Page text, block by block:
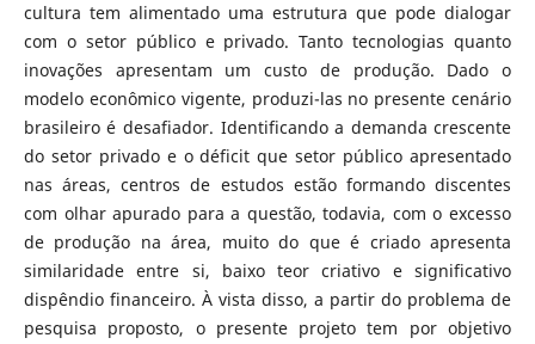
cultura tem alimentado uma estrutura que pode dialogar
com o setor público e privado. Tanto tecnologias quanto
inovações apresentam um custo de produção. Dado o
modelo econômico vigente, produzi-las no presente cenário
brasileiro é desafiador. Identificando a demanda crescente
do setor privado e o déficit que setor público apresentado
nas áreas, centros de estudos estão formando discentes
com olhar apurado para a questão, todavia, com o excesso
de produção na área, muito do que é criado apresenta
similaridade entre si, baixo teor criativo e significativo
dispêndio financeiro. À vista disso, a partir do problema de
pesquisa proposto, o presente projeto tem por objetivo